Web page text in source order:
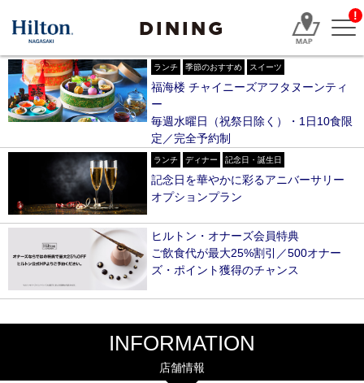
DINING
!
ランチ 季節のおすすめ スイーツ
福海楼 チャイニーズアフタヌーンティ
ー
毎週水曜日（祝祭日除く）・1日10食限
定／完全予約制
ランチ ディナー 記念日・誕生日
記念日を華やかに彩るアニバーサリー
オプションプラン
ヒルトン・オナーズ会員特典
ご飲食代が最大25%割引／500オナー
ズ・ポイント獲得のチャンス
INFORMATION
店舗情報